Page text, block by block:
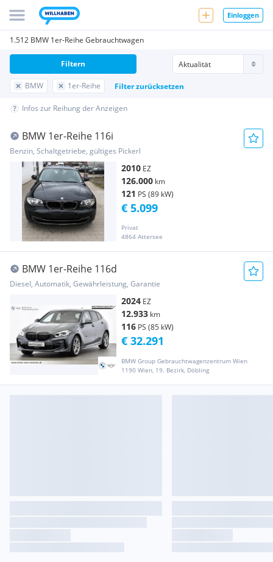
Einloggen
1.512 BMW 1er-Reihe Gebrauchtwagen
BMW 1er-Reihe Filter zurücksetzen
Filtern
Infos zur Reihung der Anzeigen
BMW 1er-Reihe 116i
Benzin, Schaltgetriebe, gültiges Pickerl
2010 EZ
126.000 km
121 PS (89 kW)
Privat
4864 Attersee
€ 5.099
BMW 1er-Reihe 116d
Diesel, Automatik, Gewährleistung, Garantie
2024 EZ
12.933 km
116 PS (85 kW)
BMW Group Gebrauchtwagenzentrum Wien
1190 Wien, 19. Bezirk, Döbling
€ 32.291